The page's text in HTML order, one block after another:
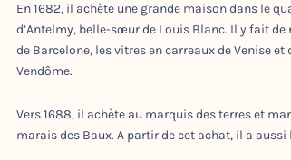
En 1682, il achète une grande maison dans le
d’Antelmy, belle-sœur de Louis Blanc. Il y fait
de Barcelone, les vitres en carreaux de Venise
Vendôme.
Vers 1688, il achète au marquis des terres et
marais des Baux. A partir de cet achat, il a